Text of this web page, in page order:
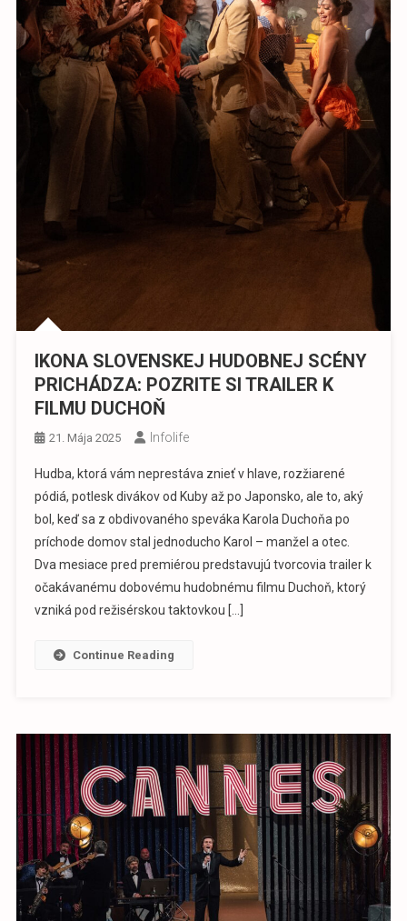
IKONA SLOVENSKEJ HUDOBNEJ SCÉNY
PRICHÁDZA: POZRITE SI TRAILER K
FILMU DUCHOŇ
21. Mája 2025 Infolife
Hudba, ktorá vám neprestáva znieť v hlave, rozžiarené
pódiá, potlesk divákov od Kuby až po Japonsko, ale to, aký
bol, keď sa z obdivovaného speváka Karola Duchoňa po
príchode domov stal jednoducho Karol – manžel a otec.
Dva mesiace pred premiérou predstavujú tvorcovia trailer k
očakávanému dobovému hudobnému filmu Duchoň, ktorý
vzniká pod režisérskou taktovkou […]
Continue Reading